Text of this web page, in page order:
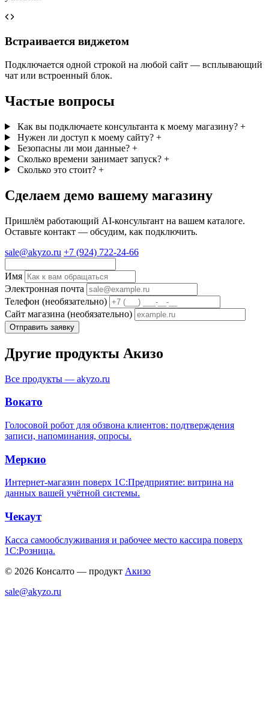
Встраивается виджетом
Подключается одной строкой на любой сайт — всплывающий
чат или встроенный блок.
Частые вопросы
Как вы подключаете консультанта к моему магазину? +
Нужен ли доступ к моему сайту? +
Безопасны ли мои данные? +
Сколько времени занимает запуск? +
Сколько это стоит? +
Сделаем демо вашему магазину
Пришлём работающий AI-консультант на вашем каталоге.
Оставьте контакт — обсудим, как подключить.
sale@akyzo.ru +7 (924) 722-24-66
Имя
Электронная почта
Телефон (необязательно)
Сайт магазина (необязательно)
Отправить заявку
Другие продукты Акизо
Все продукты — akyzo.ru
Вокато
Голосовой робот для обзвона клиентов: подтверждения
записи, напоминания, опросы.
Меркио
Интернет-магазин поверх 1С:Предприятие: витрина на
данных вашей учётной системы.
Чекаут
Касса самообслуживания и рабочее место кассира поверх
1С:Розница.
© 2026 Консалто — продукт Акизо
sale@akyzo.ru